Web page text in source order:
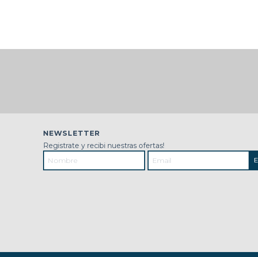
NEWSLETTER
Registrate y recibi nuestras ofertas!